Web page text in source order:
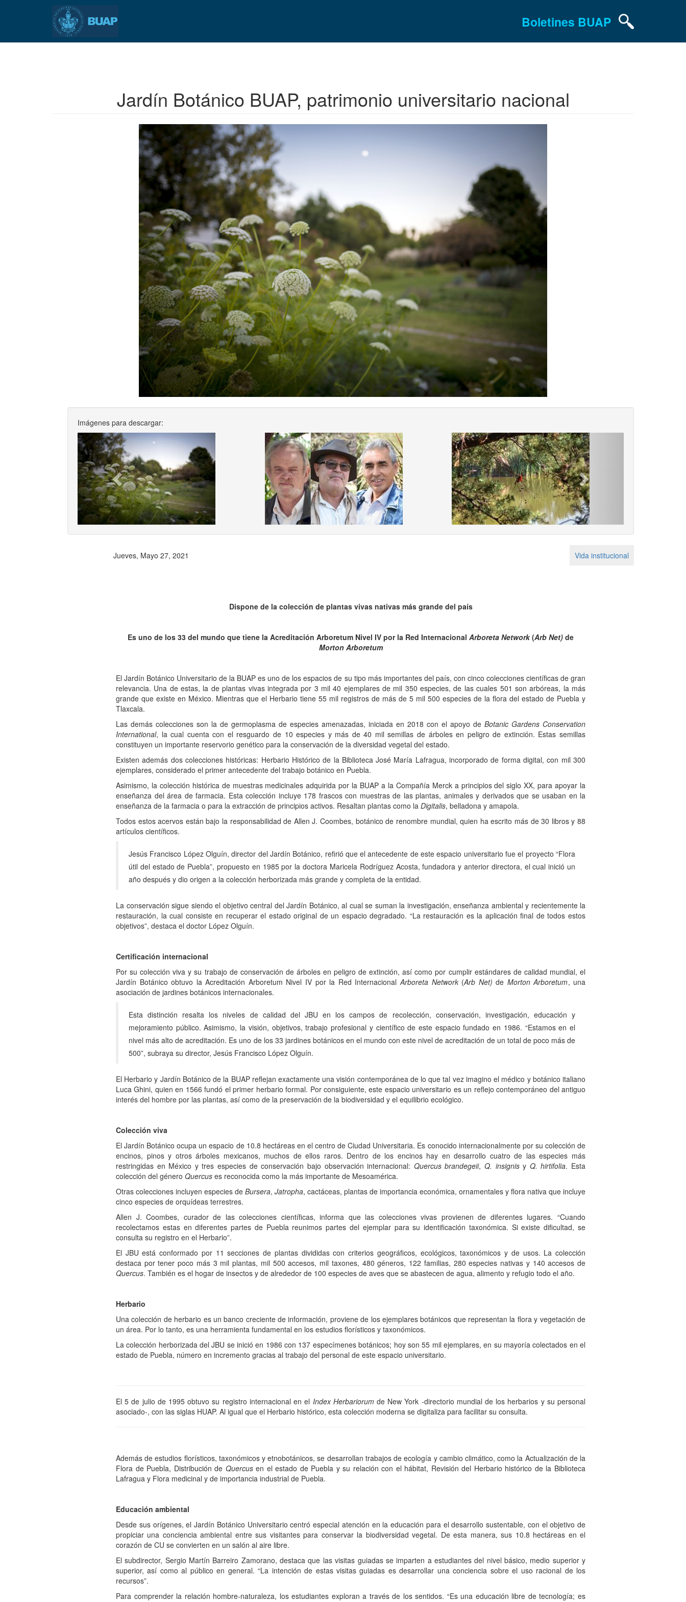
Boletines BUAP
Jardín Botánico BUAP, patrimonio universitario nacional
Imágenes para descargar:
Previous
Jueves, Mayo 27, 2021 Vida institucional
Dispone de la colección de plantas vivas nativas más grande del país
Es uno de los 33 del mundo que tiene la Acreditación Arboretum Nivel IV por la Red Internacional Arboreta Network(Arb Net) de
Morton Arboretum
El Jardín Botánico Universitario de la BUAP es uno de los espacios de su tipo más importantes del país, con cinco colecciones científicas de gran
relevancia. Una de estas, la de plantas vivas integrada por 3 mil 40 ejemplares de mil 350 especies, de las cuales 501 son arbóreas, la más
grande que existe en México. Mientras que el Herbario tiene 55 mil registros de más de 5 mil 500 especies de la flora del estado de Puebla y
Tlaxcala.
Las demás colecciones son la de germoplasma de especies amenazadas, iniciada en 2018 con el apoyo de Botanic Gardens Conservation
International, la cual cuenta con el resguardo de 10 especies y más de 40 mil semillas de árboles en peligro de extinción. Estas semillas
constituyen un importante reservorio genético para la conservación de la diversidad vegetal del estado.
Existen además dos colecciones históricas: Herbario Histórico de la Biblioteca José María Lafragua, incorporado de forma digital, con mil 300
ejemplares, considerado el primer antecedente del trabajo botánico en Puebla.
Asimismo, la colección histórica de muestras medicinales adquirida por la BUAP a la Compañía Merck a principios del siglo XX, para apoyar la
enseñanza del área de farmacia. Esta colección incluye 178 frascos con muestras de las plantas, animales y derivados que se usaban en la
enseñanza de la farmacia o para la extracción de principios activos. Resaltan plantas como la Digitalis, belladona y amapola.
Todos estos acervos están bajo la responsabilidad de Allen J. Coombes, botánico de renombre mundial, quien ha escrito más de 30 libros y 88
artículos científicos.
Jesús Francisco López Olguín, director del Jardín Botánico, refirió que el antecedente de este espacio universitario fue el proyecto “Flora
útil del estado de Puebla”, propuesto en 1985 por la doctora Maricela Rodríguez Acosta, fundadora y anterior directora, el cual inició un
año después y dio origen a la colección herborizada más grande y completa de la entidad.
La conservación sigue siendo el objetivo central del Jardín Botánico, al cual se suman la investigación, enseñanza ambiental y recientemente la
restauración, la cual consiste en recuperar el estado original de un espacio degradado. “La restauración es la aplicación final de todos estos
objetivos”, destaca el doctor López Olguín.
Certificación internacional
Por su colección viva y su trabajo de conservación de árboles en peligro de extinción, así como por cumplir estándares de calidad mundial, el
Jardín Botánico obtuvo la Acreditación Arboretum Nivel IV por la Red Internacional Arboreta Network(Arb Net) de Morton Arboretum, una
asociación de jardines botánicos internacionales.
Esta distinción resalta los niveles de calidad del JBU en los campos de recolección, conservación, investigación, educación y
mejoramiento público. Asimismo, la visión, objetivos, trabajo profesional y científico de este espacio fundado en 1986. “Estamos en el
nivel más alto de acreditación. Es uno de los 33 jardines botánicos en el mundo con este nivel de acreditación de un total de poco más de
500”, subraya su director, Jesús Francisco López Olguín.
El Herbario y Jardín Botánico de la BUAP reflejan exactamente una visión contemporánea de lo que tal vez imagino el médico y botánico italiano
Luca Ghini, quien en 1566 fundó el primer herbario formal. Por consiguiente, este espacio universitario es un reflejo contemporáneo del antiguo
interés del hombre por las plantas, así como de la preservación de la biodiversidad y el equilibrio ecológico.
Colección viva
El Jardín Botánico ocupa un espacio de 10.8 hectáreas en el centro de Ciudad Universitaria. Es conocido internacionalmente por su colección de
encinos, pinos y otros árboles mexicanos, muchos de ellos raros. Dentro de los encinos hay en desarrollo cuatro de las especies más
restringidas en México y tres especies de conservación bajo observación internacional: Quercus brandegeii, Q. insignisy Q. hirtifolia. Esta
colección del género Quercus es reconocida como la más importante de Mesoamérica.
Otras colecciones incluyen especies de Bursera, Jatropha, cactáceas, plantas de importancia económica, ornamentales y flora nativa que incluye
cinco especies de orquídeas terrestres.
Allen J. Coombes, curador de las colecciones científicas, informa que las colecciones vivas provienen de diferentes lugares. “Cuando
recolectamos estas en diferentes partes de Puebla reunimos partes del ejemplar para su identificación taxonómica. Si existe dificultad, se
consulta su registro en el Herbario”.
El JBU está conformado por 11 secciones de plantas divididas con criterios geográficos, ecológicos, taxonómicos y de usos. La colección
destaca por tener poco más 3 mil plantas, mil 500 accesos, mil taxones, 480 géneros, 122 familias, 280 especies nativas y 140 accesos de
Quercus. También es el hogar de insectos y de alrededor de 100 especies de aves que se abastecen de agua, alimento y refugio todo el año.
Herbario
Una colección de herbario es un banco creciente de información, proviene de los ejemplares botánicos que representan la flora y vegetación de
un área. Por lo tanto, es una herramienta fundamental en los estudios florísticos y taxonómicos.
La colección herborizada del JBU se inició en 1986 con 137 especímenes botánicos; hoy son 55 mil ejemplares, en su mayoría colectados en el
estado de Puebla, número en incremento gracias al trabajo del personal de este espacio universitario.
El 5 de julio de 1995 obtuvo su registro internacional en el Index Herbariorumde New York -directorio mundial de los herbarios y su personal
asociado-, con las siglas HUAP. Al igual que el Herbario histórico, esta colección moderna se digitaliza para facilitar su consulta.
Además de estudios florísticos, taxonómicos y etnobotánicos, se desarrollan trabajos de ecología y cambio climático, como la Actualización de la
Flora de Puebla, Distribución de Quercusen el estado de Puebla y su relación con el hábitat, Revisión del Herbario histórico de la Biblioteca
Lafragua y Flora medicinal y de importancia industrial de Puebla.
Educación ambiental
Desde sus orígenes, el Jardín Botánico Universitario centró especial atención en la educación para el desarrollo sustentable, con el objetivo de
propiciar una conciencia ambiental entre sus visitantes para conservar la biodiversidad vegetal. De esta manera, sus 10.8 hectáreas en el
corazón de CU se convierten en un salón al aire libre.
El subdirector, Sergio Martín Barreiro Zamorano, destaca que las visitas guiadas se imparten a estudiantes del nivel básico, medio superior y
superior, así como al público en general. “La intención de estas visitas guiadas es desarrollar una conciencia sobre el uso racional de los
recursos”.
Para comprender la relación hombre-naturaleza, los estudiantes exploran a través de los sentidos. “Es una educación libre de tecnología; es